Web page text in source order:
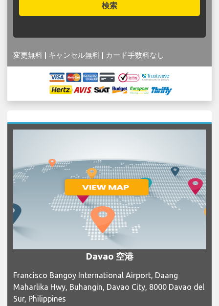
検索
変更無料 | キャンセル無料 | カード手数料なし
Davao 空港
Francisco Bangoy International Airport, Daang
Maharlika Hwy, Buhangin, Davao City, 8000 Davao del
Sur, Philippines